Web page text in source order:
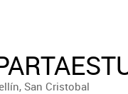
San Cristobal